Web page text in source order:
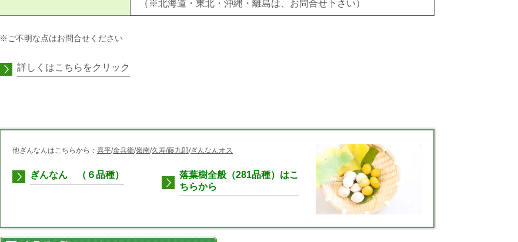
（※北海道・東北・沖縄・離島は、お問合せ下さい）
※ご不明な点はお問合せください
詳しくはこちらをクリック
他ぎんなんはこちらから： 喜平/金兵衛/嶺南/久寿/藤九郎/ぎんなんオス
ぎんなん （６品種）
落葉樹全般（281品種）はこ
ちらから